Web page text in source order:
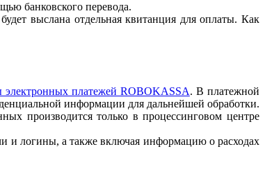
банковского перевода.
выслана отдельная квитанция для оплаты. Как
электронных платежей ROBOKASSA. В платежной
информации для дальнейшей обработки.
производится только в процессинговом центре
и логины, а также включая информацию о расходах